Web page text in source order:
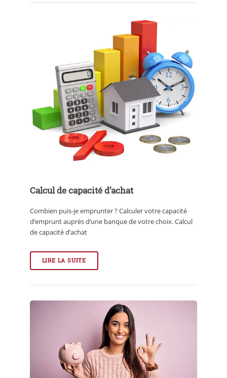
Calcul de capacité d’achat
Combien puis-je emprunter ? Calculer votre capacité
d’emprunt auprès d’une banque de votre choix. Calcul
de capacité d’achat
LIRE LA SUITE